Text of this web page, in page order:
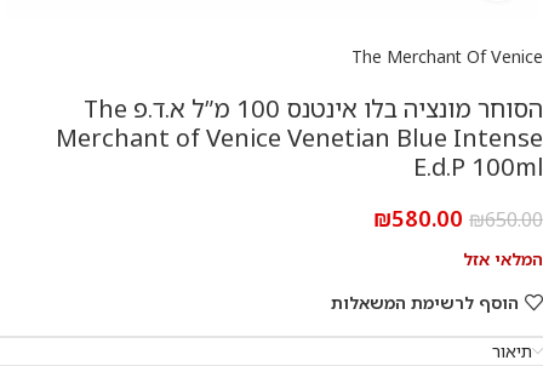
The Merchant Of Venice
הסוחר מונציה בלו אינטנס 100 מ”ל א.ד.פ The
Merchant of Venice Venetian Blue Intense
E.d.P 100ml
₪650.00
₪580.00
המלאי אזל
הוסף לרשימת המשאלות
תיאור